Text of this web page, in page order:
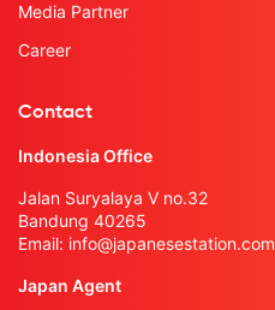
Media Partner
Career
Contact
Indonesia Office
Jalan Suryalaya V no.32
Bandung 40265
Email: info@japanesestation.com
Japan Agent